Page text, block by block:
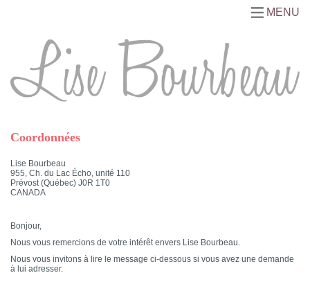
MENU
Coordonnées
Lise Bourbeau
955, Ch. du Lac Écho, unité 110
Prévost (Québec) J0R 1T0
CANADA
Bonjour,
Nous vous remercions de votre intérêt envers Lise Bourbeau.
Nous vous invitons à lire le message ci-dessous si vous avez une demande
à lui adresser.